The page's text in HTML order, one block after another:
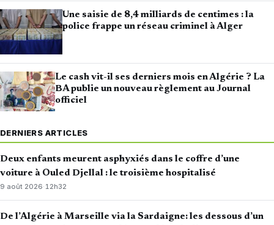
Une saisie de 8,4 milliards de centimes : la
police frappe un réseau criminel à Alger
Le cash vit-il ses derniers mois en Algérie ? La
BA publie un nouveau règlement au Journal
officiel
DERNIERS ARTICLES
Deux enfants meurent asphyxiés dans le coffre d’une
voiture à Ouled Djellal : le troisième hospitalisé
9 août 2026·12h32
De l’Algérie à Marseille via la Sardaigne: les dessous d’un